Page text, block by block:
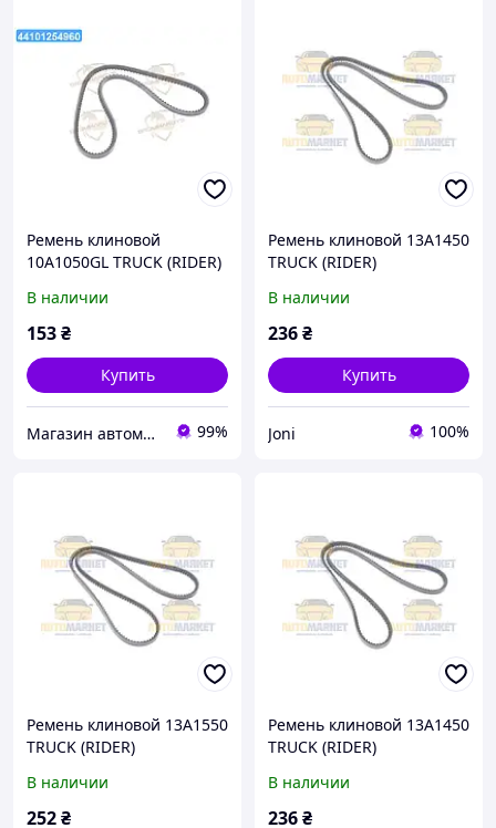
Ремень клиновой
10A1050GL TRUCK (RIDER)
В наличии
153₴
Купить
Магазин автомобильных деталей 99%
Ремень клиновой 13A1450
TRUCK (RIDER)
В наличии
236₴
Купить
Joni 100%
Ремень клиновой 13A1550
TRUCK (RIDER)
В наличии
252₴
Ремень клиновой 13A1450
TRUCK (RIDER)
В наличии
236₴